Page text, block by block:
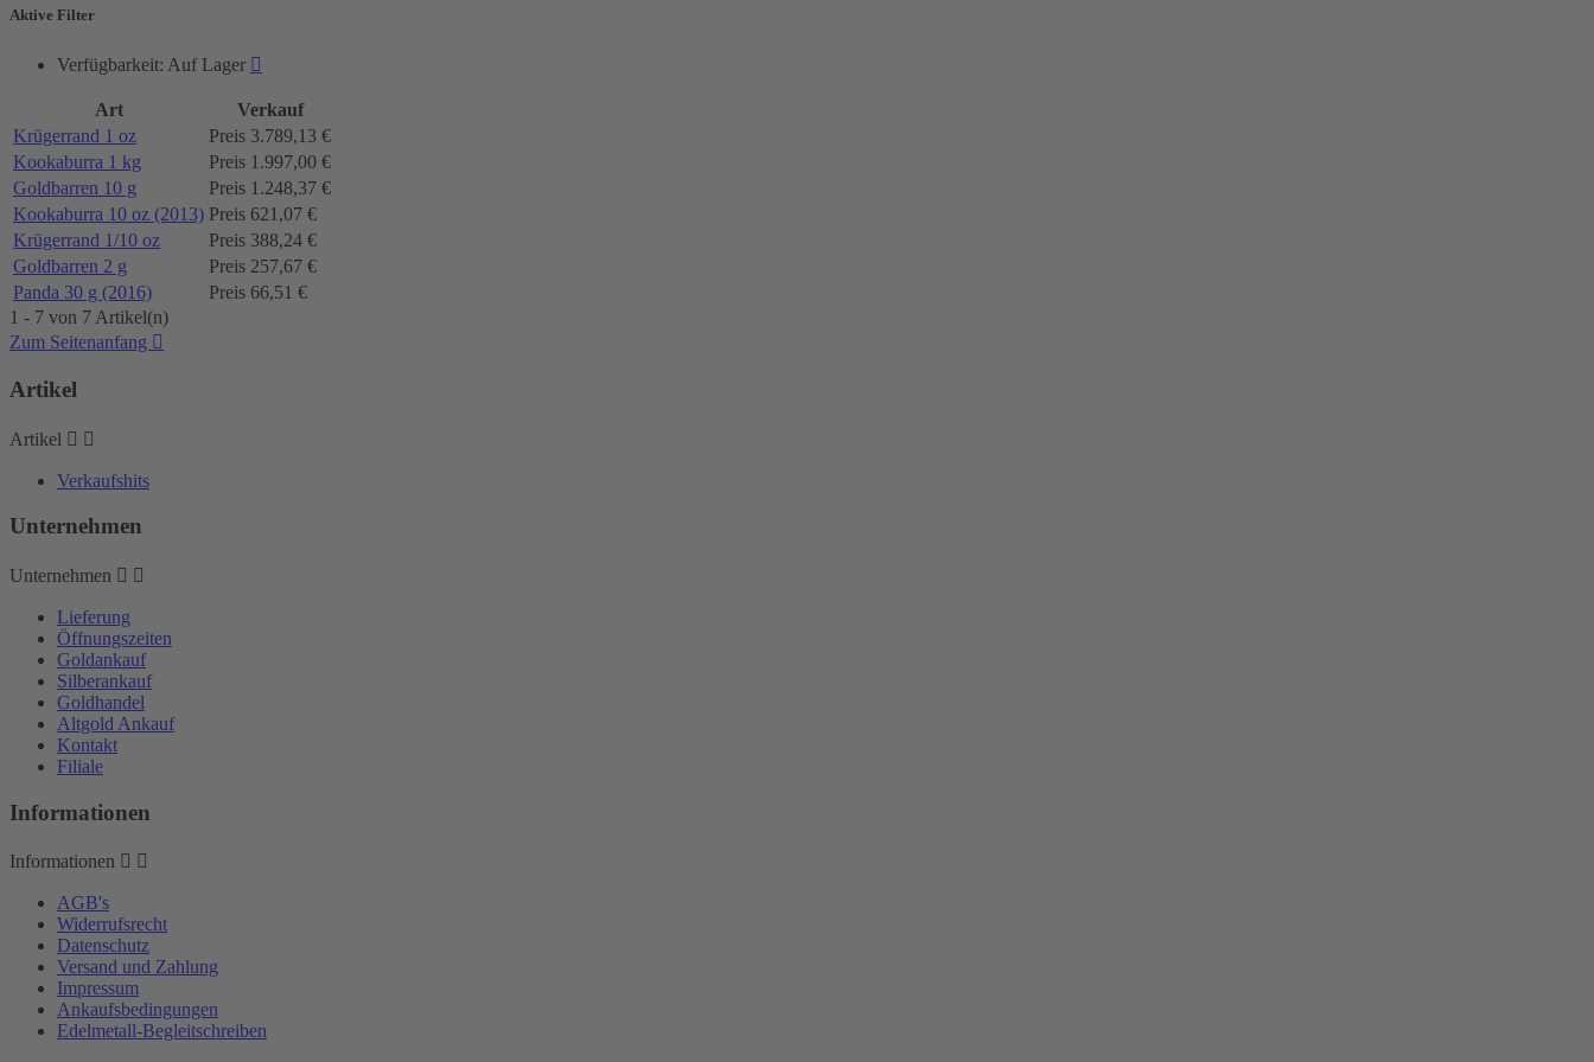
Aktive Filter
Verfügbarkeit: Auf Lager 
Art
Verkauf
Krügerrand 1 oz
Preis 3.789,13 €
Kookaburra 1 kg
Preis 1.997,00 €
Goldbarren 10 g
Preis 1.248,37 €
Kookaburra 10 oz (2013) Preis 621,07 €
Krügerrand 1/10 oz
Preis 388,24 €
Goldbarren 2 g
Preis 257,67 €
Panda 30 g (2016)
Preis 66,51 €
1 - 7 von 7 Artikel(n)
Zum Seitenanfang 
Artikel
Artikel  
Verkaufshits
Unternehmen
Unternehmen  
Lieferung
Öffnungszeiten
Goldankauf
Silberankauf
Goldhandel
Altgold Ankauf
Kontakt
Filiale
Informationen
Informationen  
AGB's
Widerrufsrecht
Datenschutz
Versand und Zahlung
Impressum
Ankaufsbedingungen
Edelmetall-Begleitschreiben